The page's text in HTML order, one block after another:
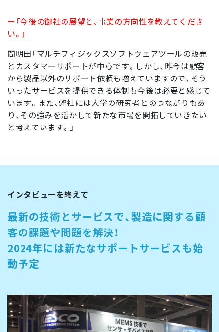
ー「今後の御社の展望と、事業の方向性を教えてくださ
い。」
間明田「マルチフィジックスソフトウェアツールの販売
とカスタマーサポートが中心です。しかし、昨今は顧客
から製品以外のサポート依頼も増えていますので、そう
いったサービスを提供できる体制も今後は必要と感じて
います。また、弊社には大学の研究者とのつながりもあ
り、その強みを活かして新たな市場を開拓していきたい
と考えています。」
インタビューを終えて
最新の技術とサービスで、製造に関する顧
客の課題や問題を解決！
2024年には新たなサポートサービスも始
動予定